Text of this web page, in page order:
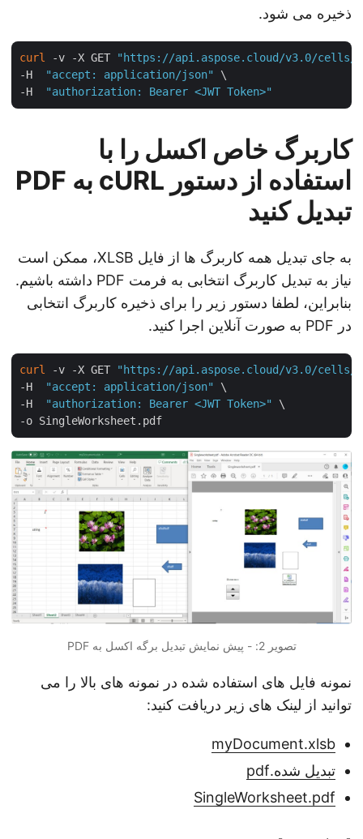
ذخیره می شود.
curl -v -X GET "https://api.aspose.cloud/v3.0/cells/
-H "accept: application/json" \
-H "authorization: Bearer <JWT Token>"
کاربرگ خاص اکسل را با
استفاده از دستور cURL به PDF
تبدیل کنید
به جای تبدیل همه کاربرگ ها از فایل XLSB، ممکن است
نیاز به تبدیل کاربرگ انتخابی به فرمت PDF داشته باشیم.
بنابراین، لطفا دستور زیر را برای ذخیره کاربرگ انتخابی
در PDF به صورت آنلاین اجرا کنید.
curl -v -X GET "https://api.aspose.cloud/v3.0/cells/
-H "accept: application/json" \
-H "authorization: Bearer <JWT Token>" \
تصویر 2: - پیش نمایش تبدیل برگه اکسل به PDF
نمونه فایل های استفاده شده در نمونه های بالا را می
توانید از لینک های زیر دریافت کنید:
myDocument.xlsb
تبدیل شده.pdf
SingleWorksheet.pdf